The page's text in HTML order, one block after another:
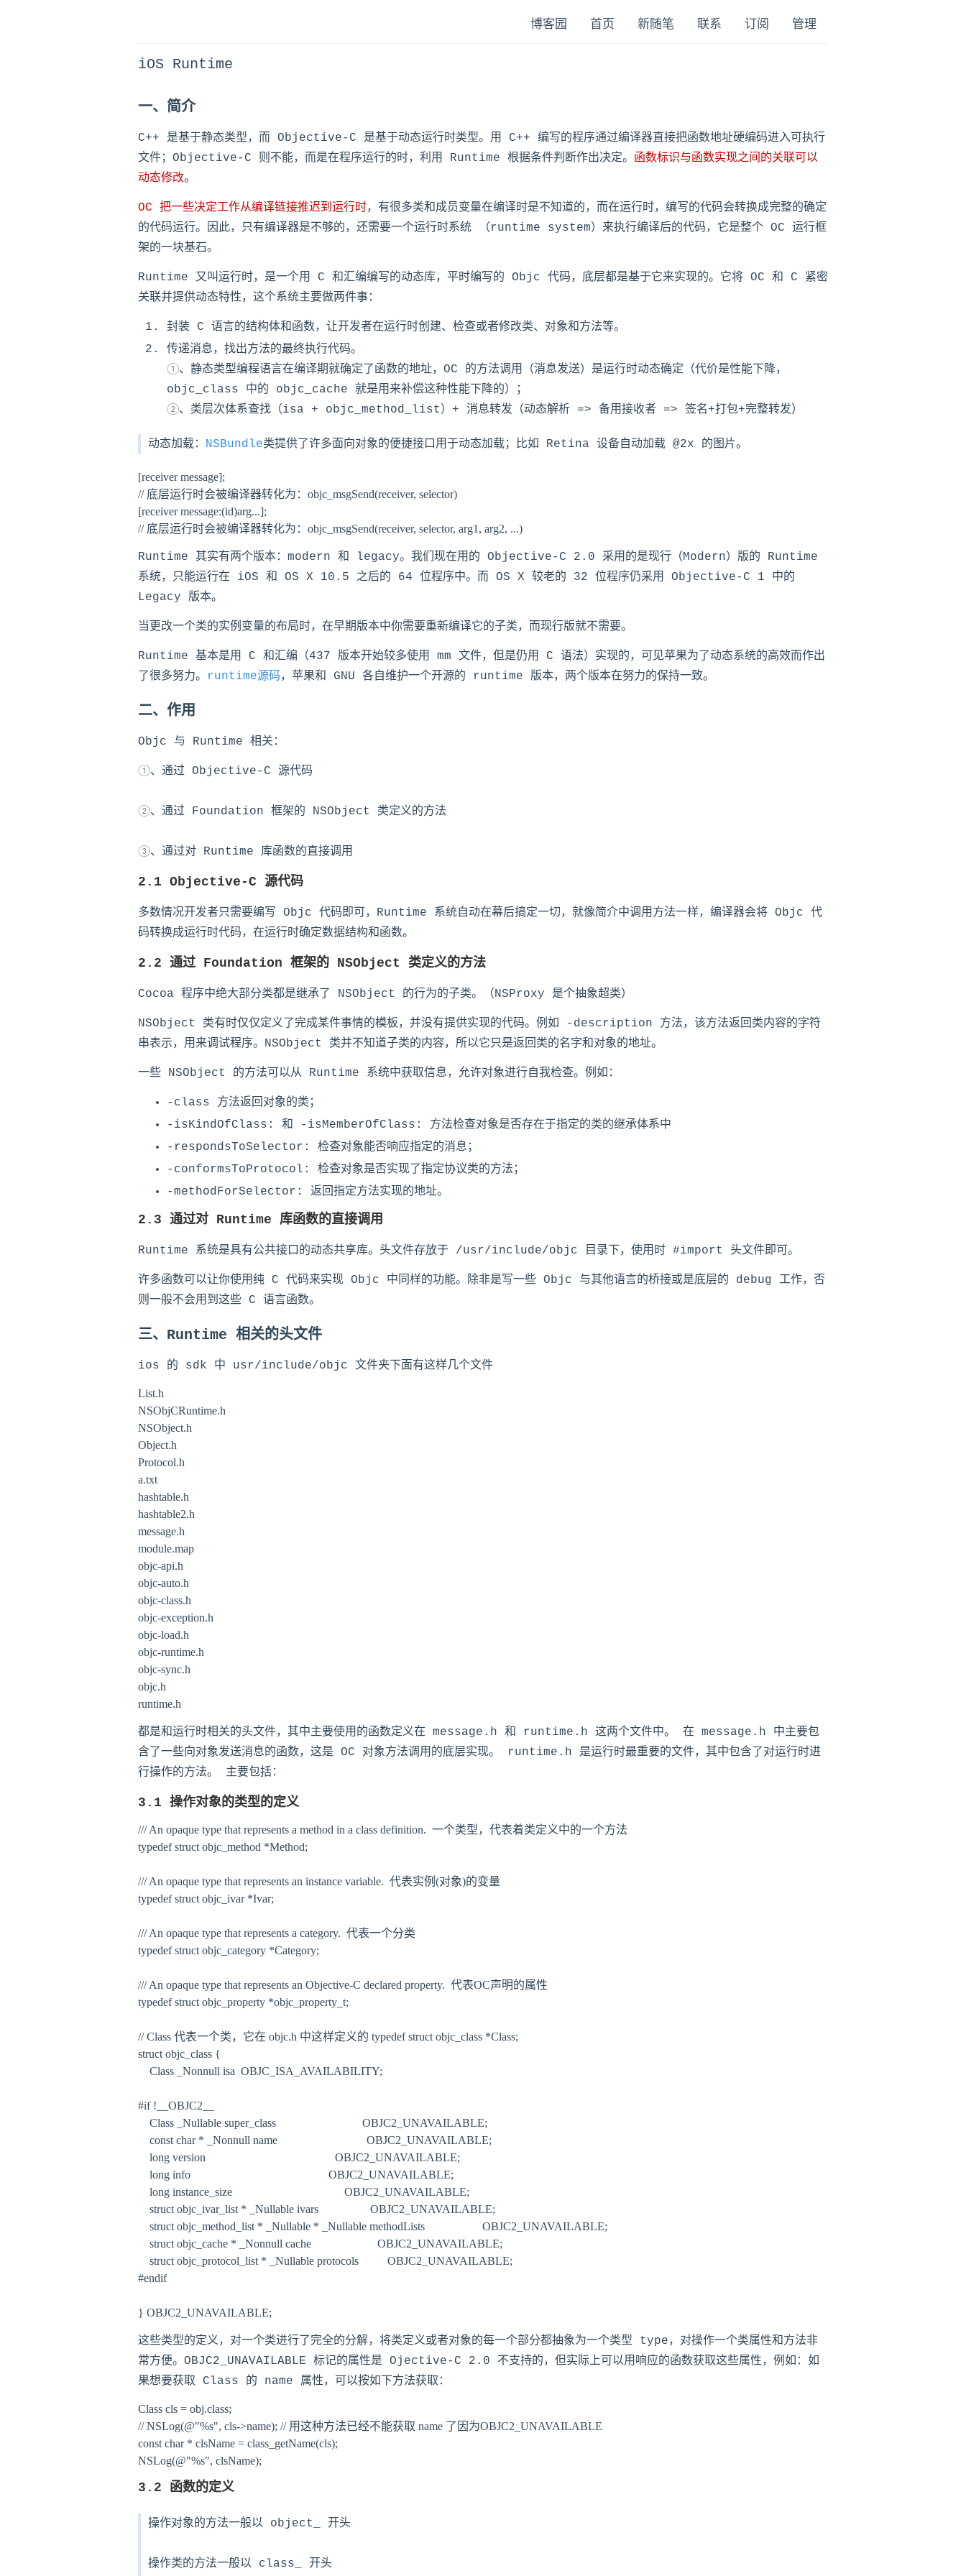
博客园 首页 新随笔 联系 订阅 管理
iOS Runtime
一、简介
C++ 是基于静态类型，而 Objective-C 是基于动态运行时类型。用 C++ 编写的程序通过编译器直接把函数地址硬编码进入可执行
文件；Objective-C 则不能，而是在程序运行的时，利用 Runtime 根据条件判断作出决定。 函数标识与函数实现之间的关联可以
动态修改。
OC 把一些决定工作从编译链接推迟到运行时，有很多类和成员变量在编译时是不知道的，而在运行时，编写的代码会转换成完整的确定
的代码运行。因此，只有编译器是不够的，还需要一个运行时系统 （runtime system）来执行编译后的代码，它是整个 OC 运行框
架的一块基石。
Runtime 又叫运行时，是一个用 C 和汇编编写的动态库，平时编写的 Objc 代码，底层都是基于它来实现的。它将 OC 和 C 紧密
关联并提供动态特性，这个系统主要做两件事：
封装 C 语言的结构体和函数，让开发者在运行时创建、检查或者修改类、对象和方法等。
传递消息，找出方法的最终执行代码。
①、静态类型编程语言在编译期就确定了函数的地址，OC 的方法调用（消息发送）是运行时动态确定（代价是性能下降，
objc_class 中的 objc_cache 就是用来补偿这种性能下降的）；
②、类层次体系查找（isa + objc_method_list）+ 消息转发（动态解析 => 备用接收者 => 签名+打包+完整转发）
动态加载： NSBundle类提供了许多面向对象的便捷接口用于动态加载；比如 Retina 设备自动加载 @2x 的图片。
[receiver message];
// 底层运行时会被编译器转化为：objc_msgSend(receiver, selector)
[receiver message:(id)arg...];
Runtime 其实有两个版本：modern 和 legacy。我们现在用的 Objective-C 2.0 采用的是现行（Modern）版的 Runtime
系统，只能运行在 iOS 和 OS X 10.5 之后的 64 位程序中。而 OS X 较老的 32 位程序仍采用 Objective-C 1 中的
Legacy 版本。
当更改一个类的实例变量的布局时，在早期版本中你需要重新编译它的子类，而现行版就不需要。
Runtime 基本是用 C 和汇编（437 版本开始较多使用 mm 文件，但是仍用 C 语法）实现的，可见苹果为了动态系统的高效而作出
了很多努力。
runtime源码，苹果和 GNU 各自维护一个开源的 runtime 版本，两个版本在努力的保持一致。
二、作用
Objc 与 Runtime 相关：
①、通过 Objective-C 源代码
②、通过 Foundation 框架的 NSObject 类定义的方法
③、通过对 Runtime 库函数的直接调用
2.1 Objective-C 源代码
多数情况开发者只需要编写 Objc 代码即可，Runtime 系统自动在幕后搞定一切，就像简介中调用方法一样，编译器会将 Objc 代
码转换成运行时代码，在运行时确定数据结构和函数。
2.2 通过 Foundation 框架的 NSObject 类定义的方法
Cocoa 程序中绝大部分类都是继承了 NSObject 的行为的子类。（NSProxy 是个抽象超类）
NSObject 类有时仅仅定义了完成某件事情的模板，并没有提供实现的代码。例如 -description 方法，该方法返回类内容的字符
串表示，用来调试程序。NSObject 类并不知道子类的内容，所以它只是返回类的名字和对象的地址。
一些 NSObject 的方法可以从 Runtime 系统中获取信息，允许对象进行自我检查。例如：
-class 方法返回对象的类；
-isKindOfClass: 和 -isMemberOfClass: 方法检查对象是否存在于指定的类的继承体系中
-respondsToSelector: 检查对象能否响应指定的消息；
-conformsToProtocol: 检查对象是否实现了指定协议类的方法；
-methodForSelector: 返回指定方法实现的地址。
2.3 通过对 Runtime 库函数的直接调用
Runtime 系统是具有公共接口的动态共享库。头文件存放于 /usr/include/objc 目录下，使用时 #import 头文件即可。
许多函数可以让你使用纯 C 代码来实现 Objc 中同样的功能。除非是写一些 Objc 与其他语言的桥接或是底层的 debug 工作，否
则一般不会用到这些 C 语言函数。
三、Runtime 相关的头文件
ios 的 sdk 中 usr/include/objc 文件夹下面有这样几个文件
List.h
NSObjCRuntime.h
NSObject.h
Object.h
Protocol.h
a.txt
hashtable.h
hashtable2.h
message.h
module.map
objc-api.h
objc-auto.h
objc-class.h
objc-exception.h
objc-load.h
objc-runtime.h
objc-sync.h
objc.h
都是和运行时相关的头文件，其中主要使用的函数定义在 message.h 和 runtime.h 这两个文件中。 在 message.h 中主要包
含了一些向对象发送消息的函数，这是 OC 对象方法调用的底层实现。 runtime.h 是运行时最重要的文件，其中包含了对运行时进
行操作的方法。 主要包括：
3.1 操作对象的类型的定义
/// An opaque type that represents a method in a class definition.  一个类型，代表着类定义中的一个方法
typedef struct objc_method *Method;
/// An opaque type that represents an instance variable.  代表实例(对象)的变量
typedef struct objc_ivar *Ivar;
/// An opaque type that represents a category.  代表一个分类
typedef struct objc_category *Category;
/// An opaque type that represents an Objective-C declared property.  代表OC声明的属性
typedef struct objc_property *objc_property_t;
// Class 代表一个类，它在 objc.h 中这样定义的 typedef struct objc_class *Class;
struct objc_class {
    Class _Nonnull isa  OBJC_ISA_AVAILABILITY;
#if !__OBJC2__
    Class _Nullable super_class                              OBJC2_UNAVAILABLE;
    const char * _Nonnull name                               OBJC2_UNAVAILABLE;
    long version                                             OBJC2_UNAVAILABLE;
    long info                                                OBJC2_UNAVAILABLE;
    long instance_size                                       OBJC2_UNAVAILABLE;
    struct objc_ivar_list * _Nullable ivars                  OBJC2_UNAVAILABLE;
    struct objc_method_list * _Nullable * _Nullable methodLists                    OBJC2_UNAVAILABLE;
    struct objc_cache * _Nonnull cache                       OBJC2_UNAVAILABLE;
    struct objc_protocol_list * _Nullable protocols          OBJC2_UNAVAILABLE;
#endif
这些类型的定义，对一个类进行了完全的分解，将类定义或者对象的每一个部分都抽象为一个类型 type，对操作一个类属性和方法非
常方便。OBJC2_UNAVAILABLE 标记的属性是 Ojective-C 2.0 不支持的，但实际上可以用响应的函数获取这些属性，例如：如
果想要获取 Class 的 name 属性，可以按如下方法获取：
Class cls = obj.class;
// NSLog(@"%s", cls->name); // 用这种方法已经不能获取 name 了因为OBJC2_UNAVAILABLE
const char * clsName = class_getName(cls);
3.2 函数的定义
操作对象的方法一般以 object_ 开头
操作类的方法一般以 class_ 开头